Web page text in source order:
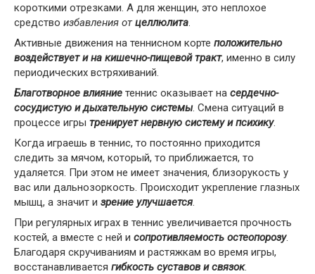
короткими отрезками. А для женщин, это неплохое
средство избавления отцеллюлита.
Активные движения на теннисном корте положительно
воздействует и на кишечно-пищевой тракт, именно в силу
периодических встряхиваний.
Благотворное влияние теннис оказывает на сердечно-
сосудистую и дыхательную системы. Смена ситуаций в
процессе игры тренирует нервную систему и психику.
Когда играешь в теннис, то постоянно приходится
следить за мячом, который, то приближается, то
удаляется. При этом не имеет значения, близорукость у
вас или дальнозоркость. Происходит укрепление глазных
мышц, а значит и зрение улучшается.
При регулярных играх в теннис увеличивается прочность
костей, а вместе с ней и сопротивляемость остеопорозу.
Благодаря скручиваниям и растяжкам во время игры,
восстанавливается гибкость суставов и связок.